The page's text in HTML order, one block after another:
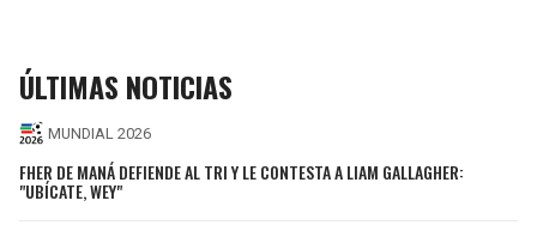
ÚLTIMAS NOTICIAS
MUNDIAL 2026
FHER DE MANÁ DEFIENDE AL TRI Y LE CONTESTA A LIAM GALLAGHER:
"UBÍCATE, WEY"